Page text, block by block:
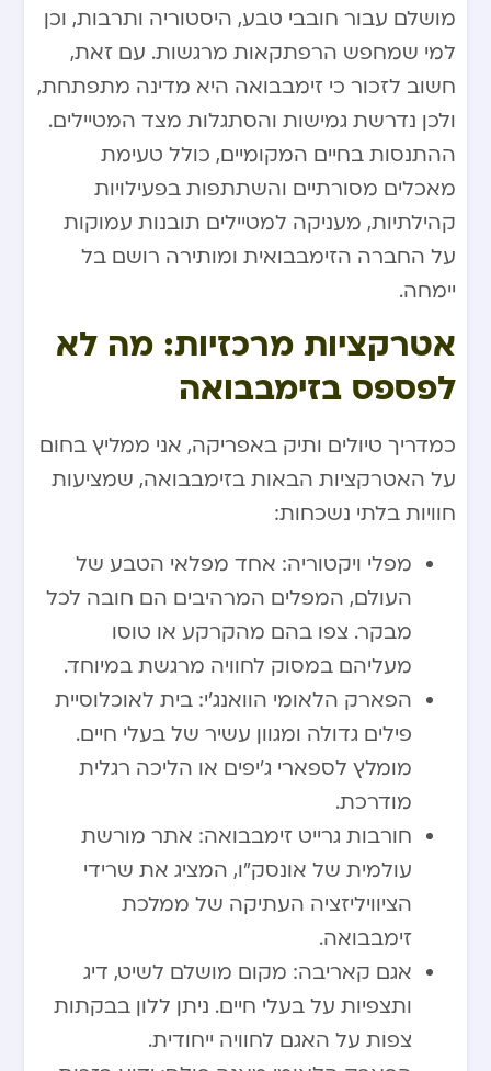
מושלם עבור חובבי טבע, היסטוריה ותרבות, וכן
למי שמחפש הרפתקאות מרגשות. עם זאת,
חשוב לזכור כי זימבבואה היא מדינה מתפתחת,
ולכן נדרשת גמישות והסתגלות מצד המטיילים.
ההתנסות בחיים המקומיים, כולל טעימת
מאכלים מסורתיים והשתתפות בפעילויות
קהילתיות, מעניקה למטיילים תובנות עמוקות
על החברה הזימבבואית ומותירה רושם בל
יימחה.
אטרקציות מרכזיות: מה לא
לפספס בזימבבואה
כמדריך טיולים ותיק באפריקה, אני ממליץ בחום
על האטרקציות הבאות בזימבבואה, שמציעות
חוויות בלתי נשכחות:
מפלי ויקטוריה: אחד מפלאי הטבע של
העולם, המפלים המרהיבים הם חובה לכל
מבקר. צפו בהם מהקרקע או טוסו
מעליהם במסוק לחוויה מרגשת במיוחד.
הפארק הלאומי הוואנג’י: בית לאוכלוסיית
פילים גדולה ומגוון עשיר של בעלי חיים.
מומלץ לספארי ג’יפים או הליכה רגלית
מודרכת.
חורבות גרייט זימבבואה: אתר מורשת
עולמית של אונסק”ו, המציג את שרידי
הציוויליזציה העתיקה של ממלכת
זימבבואה.
אגם קאריבה: מקום מושלם לשיט, דיג
ותצפיות על בעלי חיים. ניתן ללון בבקתות
צפות על האגם לחוויה ייחודית.